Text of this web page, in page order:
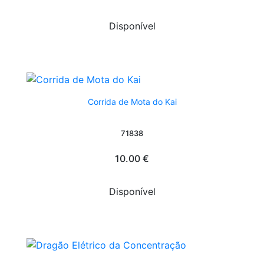
Disponível
Corrida de Mota do Kai
71838
10.00 €
Disponível